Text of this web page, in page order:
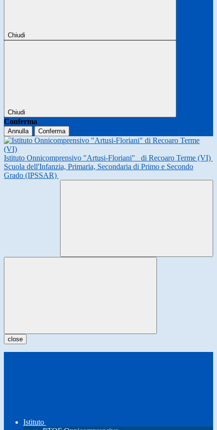
Chiudi
Chiudi
Conferma
Annulla Conferma
Istituto Onnicomprensivo "Artusi-Floriani"
di Recoaro Terme (VI)
Scuola dell'Infanzia, Primaria, Secondaria di Primo e Secondo
Grado (IPSSAR)
close
Istituto